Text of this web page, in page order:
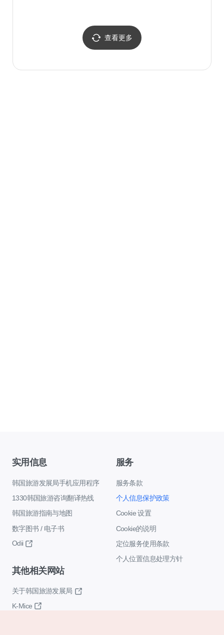
查看更多
实用信息
韩国旅游发展局手机应用程序
1330韩国旅游咨询翻译热线
韩国旅游指南与地图
数字图书 / 电子书
Odii
服务
服务条款
个人信息保护政策
Cookie 设置
Cookie的说明
定位服务使用条款
个人位置信息处理方针
其他相关网站
关于韩国旅游发展局
K-Mice